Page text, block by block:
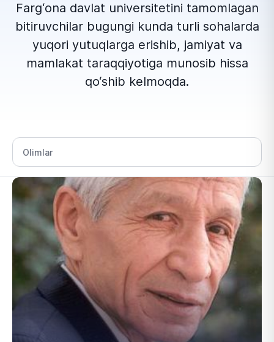
Farg‘ona davlat universitetini tamomlagan
bitiruvchilar bugungi kunda turli sohalarda
yuqori yutuqlarga erishib, jamiyat va
mamlakat taraqqiyotiga munosib hissa
qo‘shib kelmoqda.
Bo‘lim tanlang